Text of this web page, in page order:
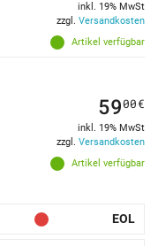
Artikel verfügbar
inkl. 19% MwSt
zzgl. Versandkosten
Artikel verfügbar
5900€
inkl. 19% MwSt
zzgl. Versandkosten
EOL